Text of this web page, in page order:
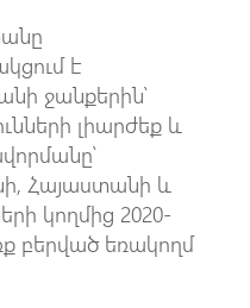
է
ջանքերին՝
լիարժեք և
Հայաստանի և
կողմից 2020-
բերված եռակողմ